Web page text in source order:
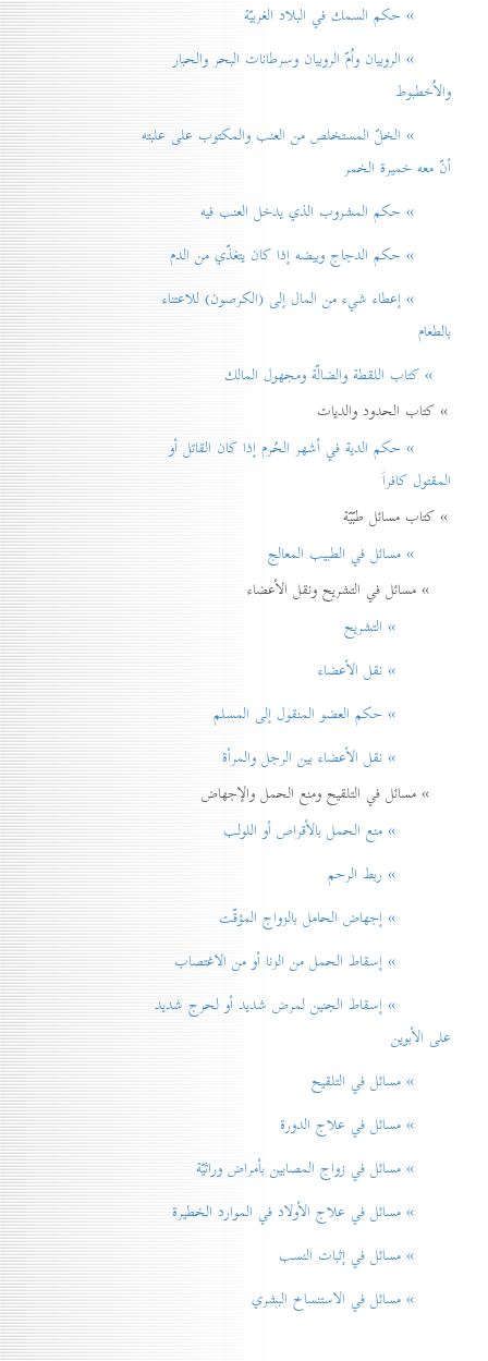
» حكم السمك في البلاد الغربيّة
» الروبيان واُمّ الروبيان وسرطانات البحر والحبار
والاُخطبوط
» الخلّ المستخلص من العنب والمكتوب على علبته
أنّ معه خميرة الخمر
» حكم المشروب الذي يدخل العنب فيه
» حكم الدجاج وبيضه إذا كان يتغذّي من الدم
» إعطاء شيء من المال إلی (الكرصون) للاعتناء
بالطعام
» كتاب اللقطة والضالّة ومجهول المالك
» كتاب الحدود والديات
» حكم الدية في أشهر الحُرم إذا كان القاتل أو
المقتول كافراً
» كتاب مسائل طبّيّة
» مسائل في الطبيب المعالج
» مسائل في التشريح ونقل الأعضاء
» التشريح
» نقل الأعضاء
» حكم العضو المنقول إلی المسلم
» نقل الأعضاء بين الرجل والمرأة
» مسائل في التلقيح ومنع الحمل والإجهاض
» منع الحمل بالأقراص أو اللولب
» ربط الرحم
» إجهاض الحامل بالزواج المؤقّت
» إسقاط الحمل من الزنا أو من الاغتصاب
» إسقاط الجنين لمرض شديد أو لحرج شديد
على الأبوين
» مسائل في التلقيح
» مسائل في علاج الدورة
» مسائل في زواج المصابين بأمراض وراثيّة
» مسائل في علاج الأولاد في الموارد الخطيرة
» مسائل في إثبات النسب
» مسائل في الاستنساخ البشري